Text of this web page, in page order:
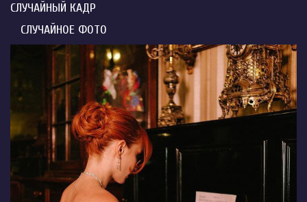
СЛУЧАЙНЫЙ КАДР
СЛУЧАЙНОЕ ФОТО